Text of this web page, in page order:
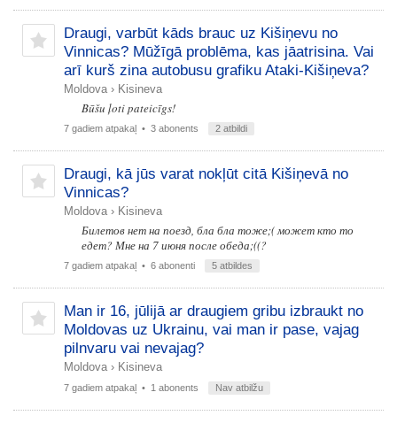
Draugi, varbūt kāds brauc uz Kišiņevu no
Vinnicas? Mūžīgā problēma, kas jāatrisina. Vai
arī kurš zina autobusu grafiku Ataki-Kišiņeva?
Moldova › Kisineva
Būšu ļoti pateicīgs!
7 gadiem atpakaļ • 3 abonents 2 atbildi
Draugi, kā jūs varat nokļūt citā Kišiņevā no
Vinnicas?
Moldova › Kisineva
Билетов нет на поезд, бла бла тоже;( может кто то
едет? Мне на 7 июня после обеда;((?
7 gadiem atpakaļ • 6 abonenti 5 atbildes
Man ir 16, jūlijā ar draugiem gribu izbraukt no
Moldovas uz Ukrainu, vai man ir pase, vajag
pilnvaru vai nevajag?
Moldova › Kisineva
7 gadiem atpakaļ • 1 abonents Nav atbilžu